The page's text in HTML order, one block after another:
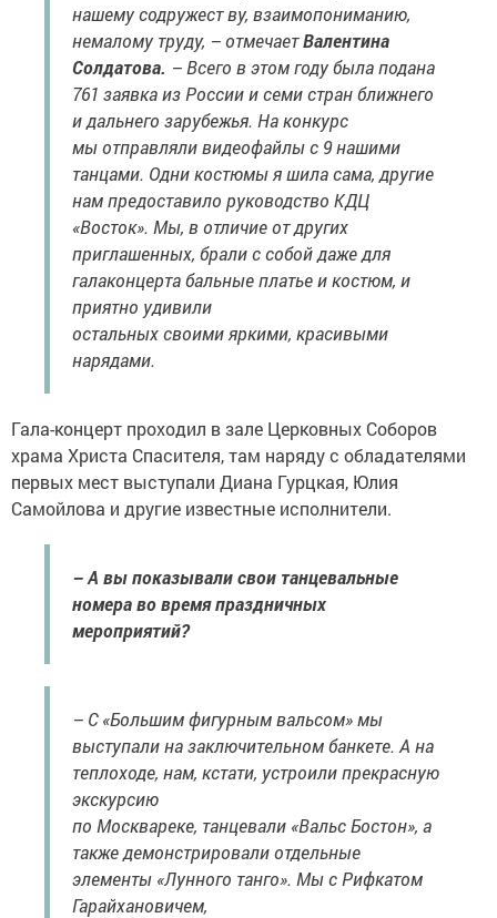
нашему содружест ву, взаимопониманию,
немалому труду, – отмечаетВалентина
Солдатова. – Всего в этом году была подана
761 заявка из России и семи стран ближнего
и дальнего зарубежья. На конкурс
мы отправляли видеофайлы с 9 нашими
танцами. Одни костюмы я шила сама, другие
нам предоставило руководство КДЦ
«Восток». Мы, в отличие от других
приглашенных, брали с собой даже для
галаконцерта бальные платье и костюм, и
приятно удивили
остальных своими яркими, красивыми
нарядами.
Гала-концерт проходил в зале Церковных Соборов
храма Христа Спасителя, там наряду с обладателями
первых мест выступали Диана Гурцкая, Юлия
Самойлова и другие известные исполнители.
– А вы показывали свои танцевальные
номера во время праздничных
мероприятий?
– С «Большим фигурным вальсом» мы
выступали на заключительном банкете. А на
теплоходе, нам, кстати, устроили прекрасную
экскурсию
по Москвареке, танцевали «Вальс Бостон», а
также демонстрировали отдельные
элементы «Лунного танго». Мы с Рифкатом
Гарайхановичем,